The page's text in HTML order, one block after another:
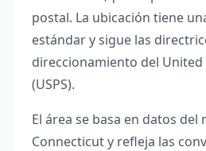
postal. La ubicación tiene
estándar y sigue las
direccionamiento del United
(USPS).
El área se basa en datos del
Connecticuty refleja las